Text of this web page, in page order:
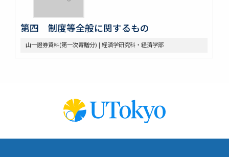
第四 制度等全般に関するもの
山一證券資料(第一次寄贈分) | 経済学研究科・経済学部